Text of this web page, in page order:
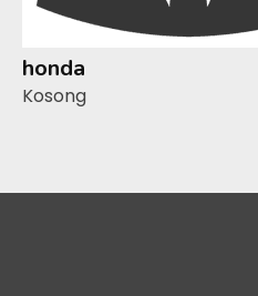
honda
Kosong